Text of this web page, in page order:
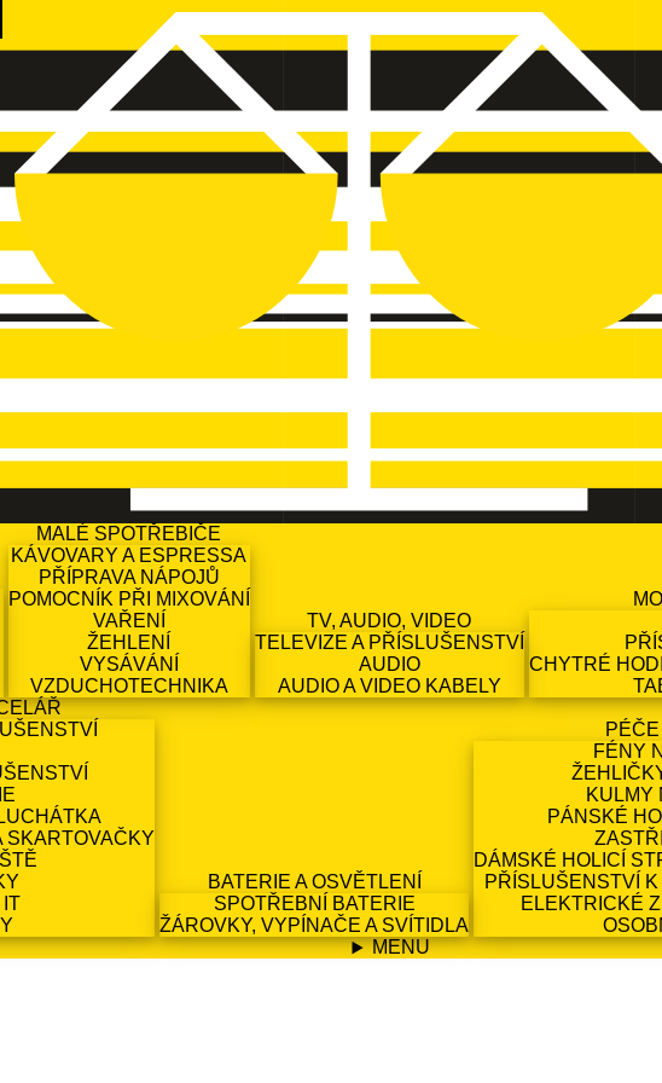
MALÉ SPOTŘEBIČE
KÁVOVARY A ESPRESSA
PŘÍPRAVA NÁPOJŮ
POMOCNÍK PŘI MIXOVÁNÍ
VAŘENÍ
ŽEHLENÍ
VYSÁVÁNÍ
VZDUCHOTECHNIKA
TV, AUDIO, VIDEO
TELEVIZE A PŘÍSLUŠENSTVÍ
AUDIO
AUDIO A VIDEO KABELY
CHYTRÉ
SKARTOVAČKY
BATERIE A OSVĚTLENÍ
SPOTŘEBNÍ BATERIE
ŽÁROVKY, VYPÍNAČE A SVÍTIDLA
FÉNY
KULMY
PÁNSKÉ
DÁMSKÉ HOLICÍ
PŘÍSLUŠENSTVÍ
ELEKTRICKÉ
MENU